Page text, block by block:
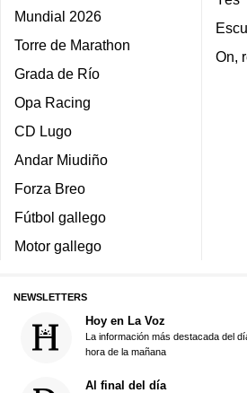
Mundial 2026
Torre de Marathon
Grada de Río
Opa Racing
CD Lugo
Andar Miudiño
Forza Breo
Fútbol gallego
Motor gallego
On,
NEWSLETTERS
Hoy en La Voz
La información más destacada del
hora de la mañana
Al final del día